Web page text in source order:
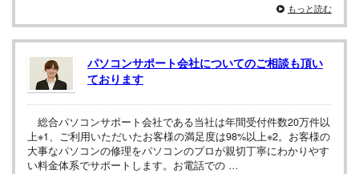
もっと読む
パソコンサポート会社についてのご相談も頂い
ております
総合パソコンサポート会社である当社は年間受付件数20万件以
上※1、ご利用いただいたお客様の満足度は98%以上※2。お客様の
大事なパソコンの修理をパソコンのプロが親切丁寧にわかりやす
い料金体系でサポートします。お電話での …